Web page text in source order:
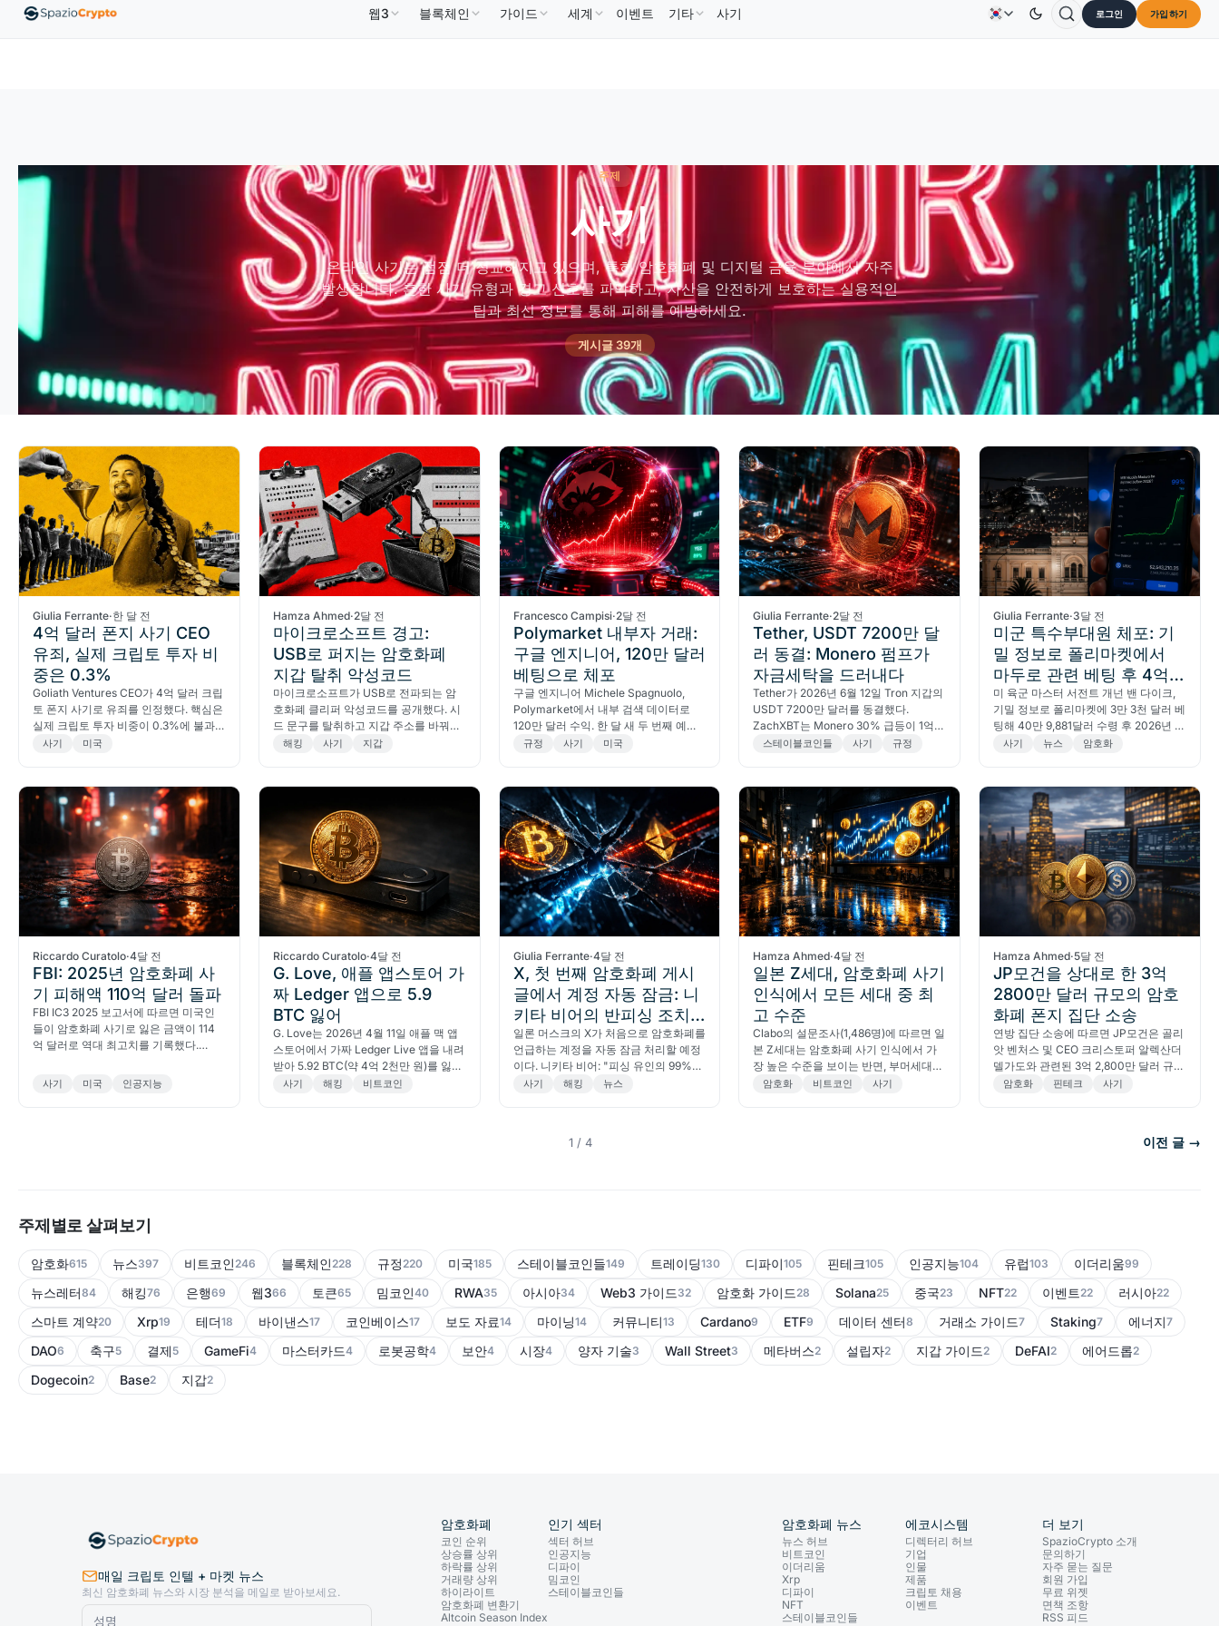
↑1.10% EthereumETH ↑0.00% BNBBNBUS$586.64↑2.10% USDCUSDCUS$0.9995 ↑0.00% XRPXRP TRON TRXUS$0.3264↓0.30% Dogecoin
문의하기회사 소개
웹3 블록체인 가이드 세계 이벤트 기타 사기 로그인 가입하기
주제
사기
온라인 사기는 점점 더 정교해지고 있으며, 특히 암호화폐 및 디지털 금융 분야에서 자주
발생합니다. 흔한 사기 유형과 경고 신호를 파악하고, 자산을 안전하게 보호하는 실용적인
팁과 최신 정보를 통해 피해를 예방하세요.
게시글 39개
Giulia Ferrante·한 달 전
4억 달러 폰지 사기 CEO
유죄, 실제 크립토 투자 비
중은 0.3%
Goliath Ventures CEO가 4억 달러 크립
토 폰지 사기로 유죄를 인정했다. 핵심은
실제 크립토 투자 비중이 0.3%에 불과
했다는 것이다.
사기 미국
Hamza Ahmed·2달 전
마이크로소프트 경고:
USB로 퍼지는 암호화폐
지갑 탈취 악성코드
마이크로소프트가 USB로 전파되는 암
호화폐 클리퍼 악성코드를 공개했다. 시
드 문구를 탈취하고 지갑 주소를 바꿔치
기하는 이 위협에서 자산을 지키는 방법
해킹 사기 지갑
Francesco Campisi·2달 전
Polymarket 내부자 거래:
구글 엔지니어, 120만 달러
베팅으로 체포
구글 엔지니어 Michele Spagnuolo,
Polymarket에서 내부 검색 데이터로
120만 달러 수익. 한 달 새 두 번째 예측
시장 내부자 거래 사건.
규정 사기 미국
Giulia Ferrante·2달 전
Tether, USDT 7200만 달
러 동결: Monero 펌프가
자금세탁을 드러내다
Tether가 2026년 6월 12일 Tron 지갑의
USDT 7200만 달러를 동결했다.
ZachXBT는 Monero 30% 급등이 1억
2000만 달러 자금세탁을 드러냈다고 분
스테이블코인들 사기 규정
Giulia Ferrante·3달 전
미군 특수부대원 체포: 기
밀 정보로 폴리마켓에서
마두로 관련 베팅 후 4억
원 수익
미 육군 마스터 서전트 개넌 밴 다이크,
기밀 정보로 폴리마켓에 3만 3천 달러 베
팅해 40만 9,881달러 수령 후 2026년 4
월 24일 체포됐다.
사기 뉴스 암호화
Riccardo Curatolo·4달 전
FBI: 2025년 암호화폐 사
기 피해액 110억 달러 돌파
FBI IC3 2025 보고서에 따르면 미국인
들이 암호화폐 사기로 잃은 금액이 114
억 달러로 역대 최고치를 기록했다.
액만 44억 달러에 달한다.
사기 미국 인공지능
Riccardo Curatolo·4달 전
G. Love, 애플 앱스토어 가
짜 Ledger 앱으로 5.9
BTC 잃어
G. Love는 2026년 4월 11일 애플 맥 앱
스토어에서 가짜 Ledger Live 앱을 내려
받아 5.92 BTC(약 4억 2천만 원)를 잃었
다. ZachXBT가 자금을 KuCoin까지 추
사기 해킹 비트코인
Giulia Ferrante·4달 전
X, 첫 번째 암호화폐 게시
글에서 계정 자동 잠금: 니
키타 비어의 반피싱 조치
논란
일론 머스크의 X가 처음으로 암호화폐를
언급하는 계정을 자동 잠금 처리할 예정
이다. 니키타 비어: "피싱 유인의 99%를
제거할 것."
사기 해킹 뉴스
Hamza Ahmed·4달 전
일본 Z세대, 암호화폐 사기
인식에서 모든 세대 중 최
고 수준
Clabo의 설문조사(1,486명)에 따르면 일
본 Z세대는 암호화폐 사기 인식에서 가
장 높은 수준을 보이는 반면, 부머세대는
블록체인 기술 자체를 어려워합니다. 실
암호화 비트코인 사기
Hamza Ahmed·5달 전
JP모건을 상대로 한 3억
2800만 달러 규모의 암호
화폐 폰지 집단 소송
연방 집단 소송에 따르면 JP모건은 골리
앗 벤처스 및 CEO 크리스토퍼 알렉산더
델가도와 관련된 3억 2,800만 달러 규모
의 암호화폐 폰지 사기를 조장했다는 혐
암호화 핀테크 사기
1 / 4 이전 글 →
주제별로 살펴보기
암호화615 뉴스397 비트코인246 블록체인228 규정220 미국185 스테이블코인들149 트레이딩130 디파이105 핀테크105 인공지능104 유럽103 이더리움99
뉴스레터84 해킹76 은행69 웹366 토큰65 밈코인40 RWA35 아시아34 Web3 가이드 32 암호화 가이드28 Solana25 중국23 NFT22 이벤트22 러시아22
스마트 계약20 Xrp19 테더18 바이낸스17 코인베이스17 보도 자료14 마이닝14 커뮤니티13 Cardano9 ETF9 데이터 센터8 거래소 가이드7 Staking7 에너지7
DAO6 축구5 결제 5 GameFi4 마스터카드4 로봇공학4 보안4 시장4 양자 기술3 Wall Street3 메타버스2 설립자2 지갑 가이드2 DeFAI2 에어드롭2
Dogecoin2 Base2 지갑2
매일 크립토 인텔 + 마켓 뉴스
최신 암호화폐 뉴스와 시장 분석을 메일로 받아보세요.
암호화폐
코인 순위
상승률 상위
하락률 상위
거래량 상위
하이라이트
암호화폐 변환기
Altcoin Season Index
인기 섹터
섹터 허브
인공지능
디파이
밈코인
스테이블코인들
암호화폐 뉴스
뉴스 허브
비트코인
이더리움
Xrp
디파이
NFT
스테이블코인들
에코시스템
디렉터리 허브
기업
인물
제품
크립토 채용
이벤트
더 보기
SpazioCrypto 소개
문의하기
자주 묻는 질문
회원 가입
무료 위젯
면책 조항
RSS 피드